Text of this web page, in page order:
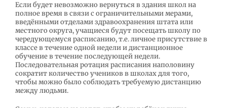
Если будет невозможно вернуться в здания школ на
полное время в связи с ограничительными мерами,
введёнными отделами здравоохранения штата или
местного округа, учащиеся будут посещать школу по
чередующемуся расписанию, т.е. личное присутствие в
классе в течение одной недели и дистанционное
обучение в течение последующей недели.
Последовательная ротация расписания наполовину
сократит количество учеников в школах для того,
чтобы можно было соблюдать требуемую дистанцию
между людьми.